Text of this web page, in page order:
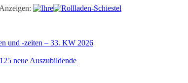
Anzeigen:
und -zeiten – 33. KW 2026
neue Auszubildende